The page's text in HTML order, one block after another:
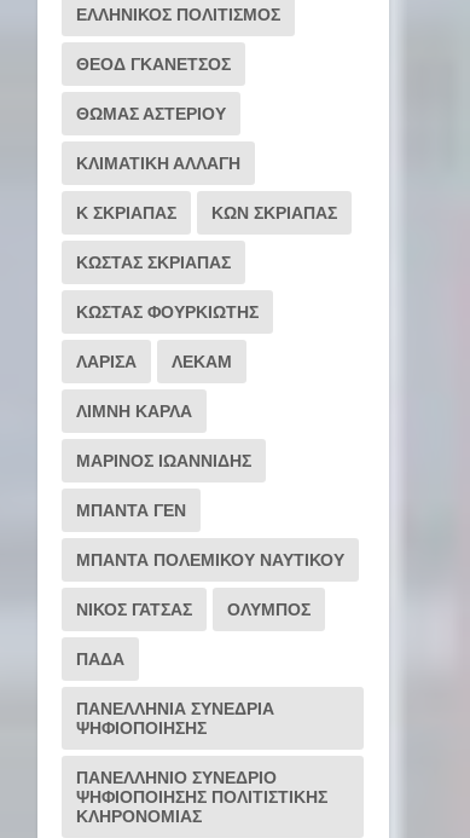
ΕΛΛΗΝΙΚΟΣ ΠΟΛΙΤΙΣΜΟΣ
ΘΕΟΔ ΓΚΑΝΕΤΣΟΣ
ΘΩΜΑΣ ΑΣΤΕΡΙΟΥ
ΚΛΙΜΑΤΙΚΗ ΑΛΛΑΓΗ
Κ ΣΚΡΙΑΠΑΣ ΚΩΝ ΣΚΡΙΑΠΑΣ
ΚΩΣΤΑΣ ΣΚΡΙΑΠΑΣ
ΚΩΣΤΑΣ ΦΟΥΡΚΙΩΤΗΣ
ΛΑΡΙΣΑ ΛΕΚΑΜ
ΛΙΜΝΗ ΚΑΡΛΑ
ΜΑΡΙΝΟΣ ΙΩΑΝΝΙΔΗΣ
ΜΠΑΝΤΑ ΓΕΝ
ΜΠΑΝΤΑ ΠΟΛΕΜΙΚΟΥ ΝΑΥΤΙΚΟΥ
ΝΙΚΟΣ ΓΑΤΣΑΣ ΟΛΥΜΠΟΣ
ΠΑΔΑ
ΠΑΝΕΛΛΗΝΙΑ ΣΥΝΕΔΡΙΑ
ΨΗΦΙΟΠΟΙΗΣΗΣ
ΠΑΝΕΛΛΗΝΙΟ ΣΥΝΕΔΡΙΟ
ΨΗΦΙΟΠΟΙΗΣΗΣ ΠΟΛΙΤΙΣΤΙΚΗΣ
ΚΛΗΡΟΝΟΜΙΑΣ